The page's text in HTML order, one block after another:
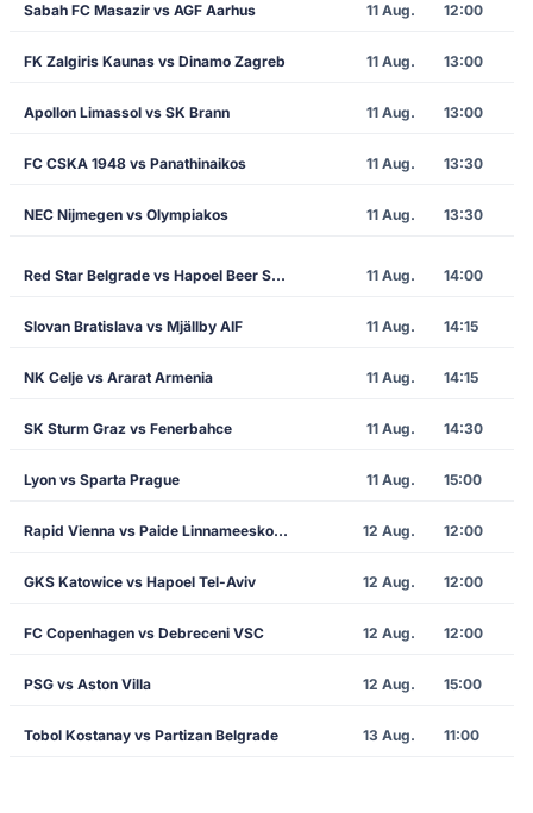
Sabah FC Masazir vs AGF Aarhus 11 Aug. 12:00
FK Zalgiris Kaunas vs Dinamo Zagreb 11 Aug. 13:00
Apollon Limassol vs SK Brann 11 Aug. 13:00
FC CSKA 1948 vs Panathinaikos 11 Aug. 13:30
NEC Nijmegen vs Olympiakos 11 Aug. 13:30
Red Star Belgrade vs Hapoel Beer Sheva 11 Aug. 14:00
Slovan Bratislava vs Mjällby AIF 11 Aug. 14:15
NK Celje vs Ararat Armenia 11 Aug. 14:15
SK Sturm Graz vs Fenerbahce 11 Aug. 14:30
Lyon vs Sparta Prague 11 Aug. 15:00
Rapid Vienna vs Paide Linnameeskond 12 Aug. 12:00
GKS Katowice vs Hapoel Tel-Aviv 12 Aug. 12:00
FC Copenhagen vs Debreceni VSC 12 Aug. 12:00
PSG vs Aston Villa 12 Aug. 15:00
Tobol Kostanay vs Partizan Belgrade 13 Aug. 11:00